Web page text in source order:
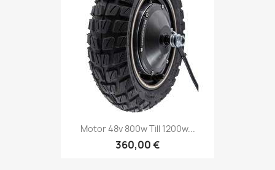
Motor 48v 800w Till 1200w...
360,00 €